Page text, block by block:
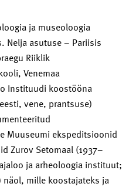
ja museoloogia
Nelja asutuse – Pariisis
Riiklik
Venemaa
Instituudi koostööna
vene, prantsuse)
Muuseumi ekspeditsioonid
Zurov Setomaal (1937–
ja arheoloogia instituut;
mille koostajateks ja